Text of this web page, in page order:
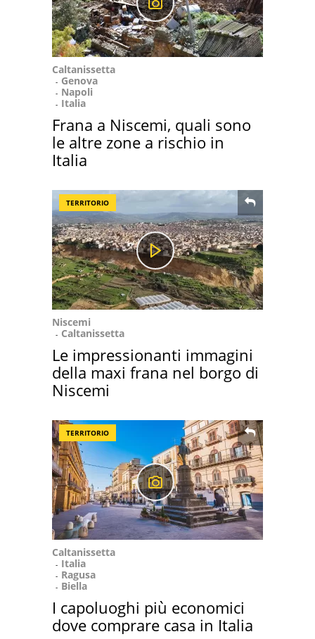
Caltanissetta
Genova
Napoli
Italia
Frana a Niscemi, quali sono
le altre zone a rischio in
Italia
TERRITORIO
Niscemi
Caltanissetta
Le impressionanti immagini
della maxi frana nel borgo di
Niscemi
TERRITORIO
Caltanissetta
Italia
Ragusa
Biella
I capoluoghi più economici
dove comprare casa in Italia